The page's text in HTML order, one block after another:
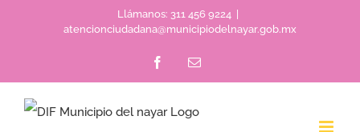
Llámanos: 311 456 9224
atencionciudadana@municipiodelnayar.gob.mx
FacebookEmail